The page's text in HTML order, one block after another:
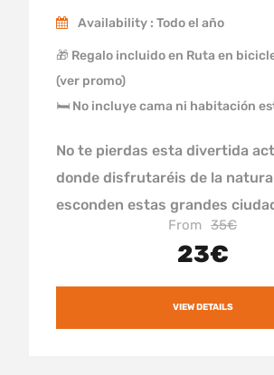
Availability : Todo el año
🎁 Regalo incluido en Ruta en
(ver promo)
🛏 No incluye cama ni habitación
No te pierdas esta divertida
donde disfrutaréis de la
esconden estas grandes
From 35€
23€
VIEW DETAILS